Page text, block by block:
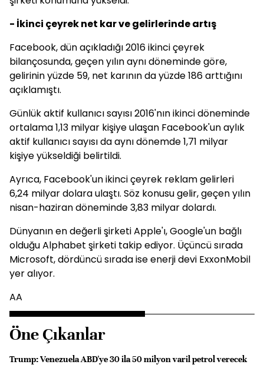
- İkinci çeyrek net kar ve gelirlerinde artış
Facebook, dün açıkladığı 2016 ikinci çeyrek
bilançosunda, geçen yılın aynı döneminde göre,
gelirinin yüzde 59, net karının da yüzde 186 arttığını
açıklamıştı.
Günlük aktif kullanıcı sayısı 2016'nın ikinci döneminde
ortalama 1,13 milyar kişiye ulaşan Facebook'un aylık
aktif kullanıcı sayısı da aynı dönemde 1,71 milyar
kişiye yükseldiği belirtildi.
Ayrıca, Facebook'un ikinci çeyrek reklam gelirleri
6,24 milyar dolara ulaştı. Söz konusu gelir, geçen yılın
nisan-haziran döneminde 3,83 milyar dolardı.
Dünyanın en değerli şirketi Apple'ı, Google'un bağlı
olduğu Alphabet şirketi takip ediyor. Üçüncü sırada
Microsoft, dördüncü sırada ise enerji devi ExxonMobil
yer alıyor.
AA
Öne Çıkanlar
Trump: Venezuela ABD'ye 30 ila 50 milyon varil petrol verecek